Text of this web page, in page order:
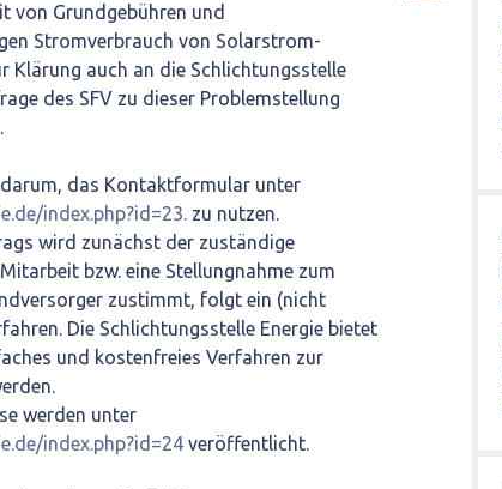
von Grundgebühren und
Stromverbrauch von Solarstrom-
Klärung auch an die Schlichtungsstelle
des SFV zu dieser Problemstellung
das Kontaktformular unter
index.php?id=23. zu nutzen.
wird zunächst der zuständige
bzw. eine Stellungnahme zum
zustimmt, folgt ein (nicht
Die Schlichtungsstelle Energie bietet
und kostenfreies Verfahren zur
werden unter
index.php?id=24 veröffentlicht.